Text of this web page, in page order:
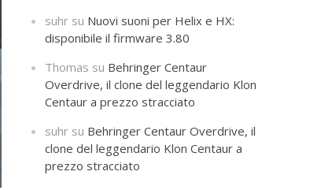
suhr su Nuovi suoni per Helix e HX:
disponibile il firmware 3.80
Thomas su Behringer Centaur
Overdrive, il clone del leggendario Klon
Centaur a prezzo stracciato
suhr su Behringer Centaur Overdrive, il
clone del leggendario Klon Centaur a
prezzo stracciato